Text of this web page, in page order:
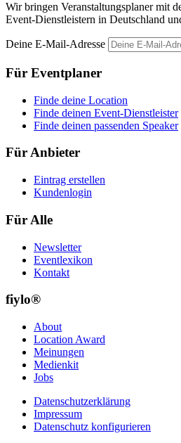
Wir bringen Veranstaltungsplaner mit
Event-Dienstleistern in Deutschland
Deine E-Mail-Adresse
Für Eventplaner
Finde deine Location
Finde deinen Event-Dienstleister
Finde deinen passenden Speaker
Für Anbieter
Eintrag erstellen
Kundenlogin
Für Alle
Newsletter
Eventlexikon
Kontakt
fiylo®
About
Location Award
Meinungen
Medienkit
Jobs
Datenschutzerklärung
Impressum
Datenschutz konfigurieren